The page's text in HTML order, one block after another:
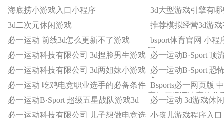
海底捞小游戏入口小程序
3d大型游戏引擎有哪
3d二次元休闲游戏
推荐模拟经营3d游
必一运动 前线3d怎么更新不了游戏
bsport体育官网 小
吗
必一运动科技有限公司 3d捏脸男生游戏
必一运动B·Sport 顶
必一运动科技有限公司 3d两姐妹小游戏
必一运动B·Sport 恐
戏
必一运动 吃鸡电竞职业选手的必备条件 Bsports必一网页版
赛如何保证比赛的公
必一运动B·Sport 超级五星战队游戏3d
必一运动 3d游戏休
必一运动科技有限公司 儿子想做电竞选 小孩儿游戏程序入口